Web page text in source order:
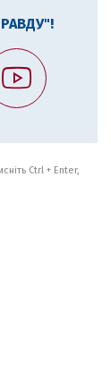
Ctrl + Enter,